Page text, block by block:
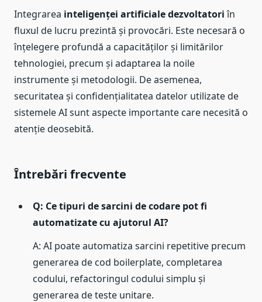
Integrarea inteligenței artificiale dezvoltatoriîn
fluxul de lucru prezintă și provocări. Este necesară o
înțelegere profundă a capacităților și limitărilor
tehnologiei, precum și adaptarea la noile
instrumente și metodologii. De asemenea,
securitatea și confidențialitatea datelor utilizate de
sistemele AI sunt aspecte importante care necesită o
atenție deosebită.
Întrebări frecvente
Q: Ce tipuri de sarcini de codare pot fi
automatizate cu ajutorul AI?
A: AI poate automatiza sarcini repetitive precum
generarea de cod boilerplate, completarea
codului, refactoringul codului simplu și
generarea de teste unitare.